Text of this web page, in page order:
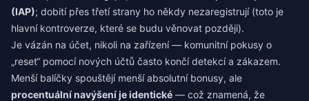
(IAP); dobití přes třetí strany ho někdy nezaregistrují (toto je
hlavní kontroverze, které se budu věnovat později).
Je vázán na účet, nikoli na zařízení — komunitní pokusy o
„reset“ pomocí nových účtů často končí detekcí a zákazem.
Menší balíčky spouštějí menší absolutní bonusy, ale
procentuální navýšení je identické — což znamená, že